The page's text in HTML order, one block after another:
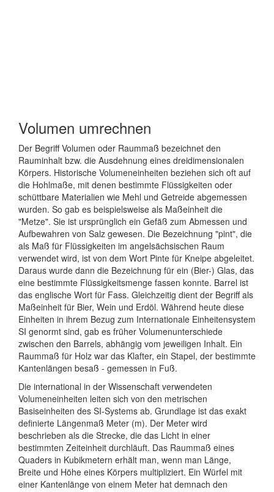
Volumen umrechnen
Der Begriff Volumen oder Raummaß bezeichnet den
Rauminhalt bzw. die Ausdehnung eines dreidimensionalen
Körpers. Historische Volumeneinheiten beziehen sich oft auf
die Hohlmaße, mit denen bestimmte Flüssigkeiten oder
schüttbare Materialien wie Mehl und Getreide abgemessen
wurden. So gab es beispielsweise als Maßeinheit die
"Metze". Sie ist ursprünglich ein Gefäß zum Abmessen und
Aufbewahren von Salz gewesen. Die Bezeichnung "pint", die
als Maß für Flüssigkeiten im angelsächsischen Raum
verwendet wird, ist von dem Wort Pinte für Kneipe abgeleitet.
Daraus wurde dann die Bezeichnung für ein (Bier-) Glas, das
eine bestimmte Flüssigkeitsmenge fassen konnte. Barrel ist
das englische Wort für Fass. Gleichzeitig dient der Begriff als
Maßeinheit für Bier, Wein und Erdöl. Während heute diese
Einheiten in ihrem Bezug zum Internationale Einheitensystem
SI genormt sind, gab es früher Volumenunterschiede
zwischen den Barrels, abhängig vom jeweiligen Inhalt. Ein
Raummaß für Holz war das Klafter, ein Stapel, der bestimmte
Kantenlängen besaß - gemessen in Fuß.
Die international in der Wissenschaft verwendeten
Volumeneinheiten leiten sich von den metrischen
Basiseinheiten des SI-Systems ab. Grundlage ist das exakt
definierte Längenmaß Meter (m). Der Meter wird
beschrieben als die Strecke, die das Licht in einer
bestimmten Zeiteinheit durchläuft. Das Raummaß eines
Quaders in Kubikmetern erhält man, wenn man Länge,
Breite und Höhe eines Körpers multipliziert. Ein Würfel mit
einer Kantenlänge von einem Meter hat demnach den